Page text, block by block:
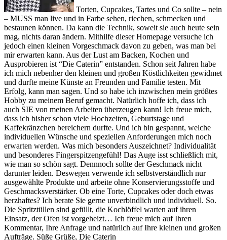
Torten, Cupcakes, Tartes und Co sollte – nein
– MUSS man live und in Farbe sehen, riechen, schmecken und
bestaunen können. Da kann die Technik, soweit sie auch heute sein
mag, nichts daran ändern. Mithilfe dieser Homepage versuche ich
jedoch einen kleinen Vorgeschmack davon zu geben, was man bei
mir erwarten kann. Aus der Lust am Backen, Kochen und
Ausprobieren ist “Die Caterin” entstanden. Schon seit Jahren habe
ich mich nebenher den kleinen und großen Köstlichkeiten gewidmet
und durfte meine Künste an Freunden und Familie testen. Mit
Erfolg, kann man sagen. Und so habe ich inzwischen mein größtes
Hobby zu meinem Beruf gemacht. Natürlich hoffe ich, dass ich
auch SIE von meinen Arbeiten überzeugen kann! Ich freue mich,
dass ich bisher schon viele Hochzeiten, Geburtstage und
Kaffekränzchen bereichern durfte. Und ich bin gespannt, welche
individuellen Wünsche und speziellen Anforderungen mich noch
erwarten werden. Was mich besonders Auszeichnet? Individualität
und besonderes Fingerspitzengefühl! Das Auge isst schließlich mit,
wie man so schön sagt. Dennnoch sollte der Geschmack nicht
darunter leiden. Deswegen verwende ich selbstverständlich nur
ausgewählte Produkte und arbeite ohne Konservierungsstoffe und
Geschmacksverstärker. Ob eine Torte, Cupcakes oder doch etwas
herzhaftes? Ich berate Sie gerne unverbindlich und individuell. So.
Die Spritztüllen sind gefüllt, die Kochlöffel warten auf ihren
Einsatz, der Ofen ist vorgeheizt… Ich freue mich auf Ihren
Kommentar, Ihre Anfrage und natürlich auf Ihre kleinen und großen
Aufträge. Süße Grüße, Die Caterin